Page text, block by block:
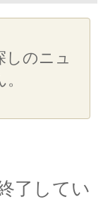
のニュ
了してい